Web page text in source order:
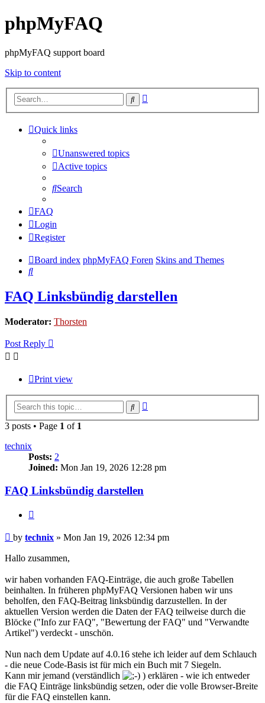
phpMyFAQ
phpMyFAQ support board
Skip to content
Search
Quick links
Unanswered topics
Active topics
Search
FAQ
Login
Register
Board index phpMyFAQ Foren Skins and Themes
Search
FAQ Linksbündig darstellen
Moderator: Thorsten
Post Reply
Print view
Search
3 posts • Page 1 of 1
technix
Posts: 2
Joined: Mon Jan 19, 2026 12:28 pm
FAQ Linksbündig darstellen
Post
by technix » Mon Jan 19, 2026 12:34 pm
Hallo zusammen,
wir haben vorhanden FAQ-Einträge, die auch große Tabellen
beinhalten. In früheren phpMyFAQ Versionen haben wir uns
beholfen, den FAQ-Beitrag linksbündig darzustellen. In der
aktuellen Version werden die Daten der FAQ teilweise durch die
Blöcke ("Info zur FAQ", "Bewertung der FAQ" und "Verwandte
Artikel") verdeckt - unschön.
Nun nach dem Update auf 4.0.16 stehe ich leider auf dem Schlauch
- die neue Code-Basis ist für mich ein Buch mit 7 Siegeln.
Kann mir jemand (verständlich
) erklären - wie ich entweder
die FAQ Einträge linksbündig setzen, oder die volle Browser-Breite
für die FAQ einstellen kann.